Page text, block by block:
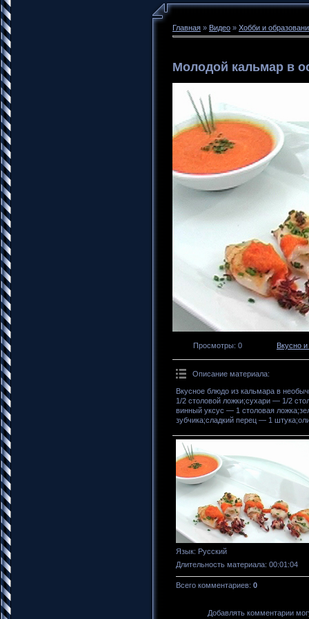
Главная » Видео » Хобби и
Молодой кальмар в
Просмотры: 0 Вкусно
Описание материала:
Вкусное блюдо из кальмара в
1/2 столовой ложки;сухари — 1/2
винный уксус — 1 столовая
зубчика;сладкий перец — 1
Язык: Русский
Длительность материала: 00:01:04
Всего комментариев: 0
Добавлять комментарии